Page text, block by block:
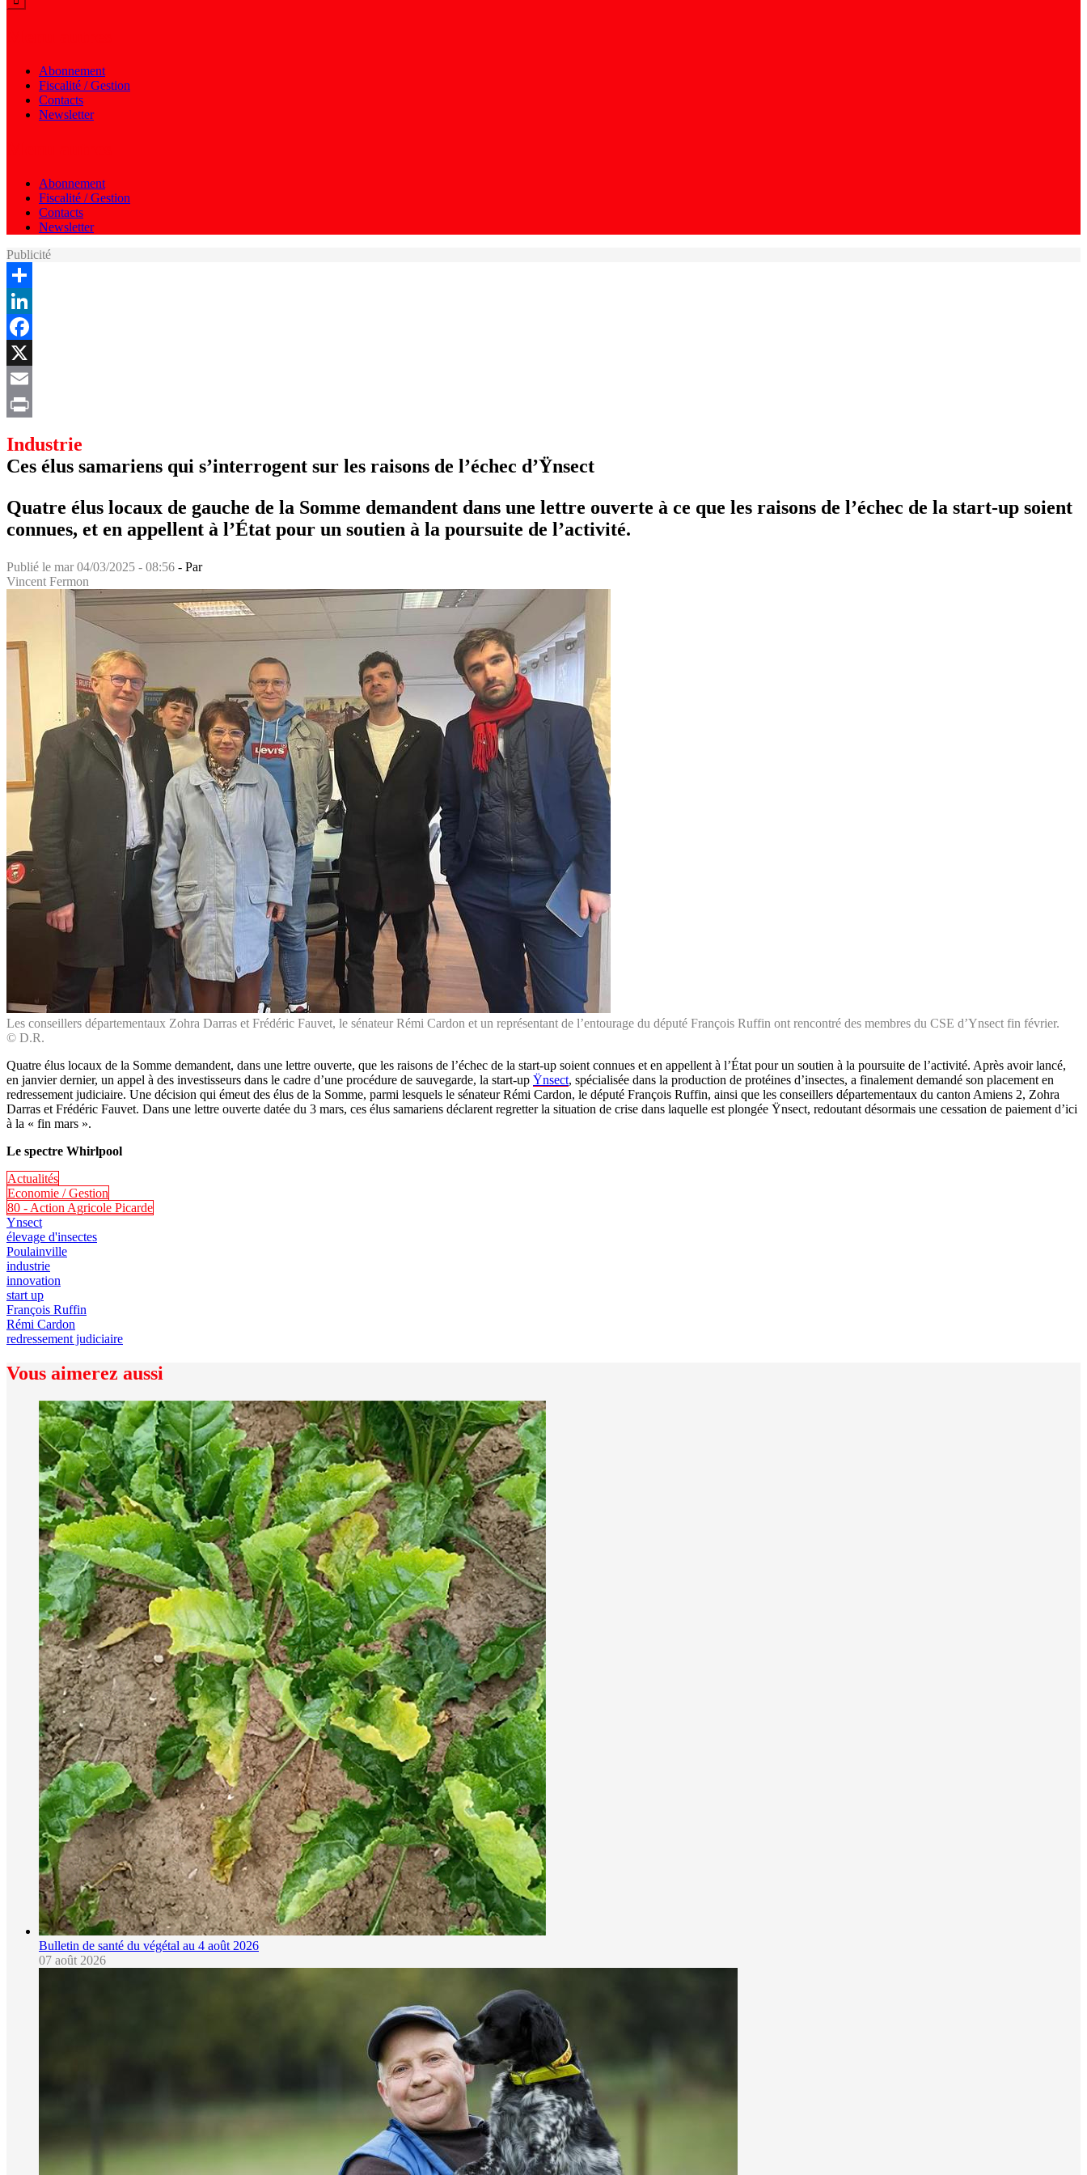
Abonnement
Fiscalité / Gestion
Contacts
Newsletter
Abonnement
Fiscalité / Gestion
Contacts
Newsletter
Publicité
Share
LinkedIn
Facebook
X
Email
Industrie
Ces élus samariens qui s’interrogent sur les raisons de l’échec d’Ÿnsect
Quatre élus locaux de gauche de la Somme demandent dans une lettre ouverte à ce que les raisons de l’échec de la start-up soient
connues, et en appellent à l’État pour un soutien à la poursuite de l’activité.
Publié le mar 04/03/2025 - 08:56 - Par
Vincent Fermon
Les conseillers départementaux Zohra Darras et Frédéric Fauvet, le sénateur Rémi Cardon et un représentant de l’entourage du député François Ruffin ont rencontré des membres du CSE d’Ynsect fin février.
© D.R.
Quatre élus locaux de la Somme demandent, dans une lettre ouverte, que les raisons de l’échec de la start-up soient connues et en appellent à l’État pour un soutien à la poursuite de l’activité. Après avoir lancé,
en janvier dernier, un appel à des investisseurs dans le cadre d’une procédure de sauvegarde, la start-up Ÿnsect, spécialisée dans la production de protéines d’insectes, a finalement demandé son placement en
redressement judiciaire. Une décision qui émeut des élus de la Somme, parmi lesquels le sénateur Rémi Cardon, le député François Ruffin, ainsi que les conseillers départementaux du canton Amiens 2, Zohra
Darras et Frédéric Fauvet. Dans une lettre ouverte datée du 3 mars, ces élus samariens déclarent regretter la situation de crise dans laquelle est plongée Ÿnsect, redoutant désormais une cessation de paiement d’ici
à la « fin mars ».
Le spectre Whirlpool
Actualités
Economie / Gestion
80 - Action Agricole Picarde
Ynsect
élevage d'insectes
Poulainville
industrie
innovation
start up
François Ruffin
Rémi Cardon
redressement judiciaire
Vous aimerez aussi
Bulletin de santé du végétal au 4 août 2026
07 août 2026